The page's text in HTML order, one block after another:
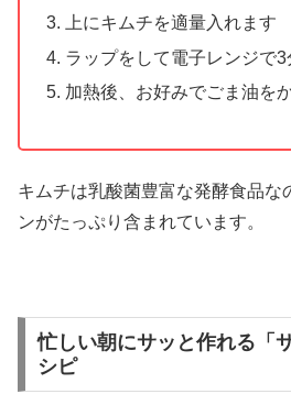
上にキムチを適量入れます
ラップをして電子レンジで3
加熱後、お好みでごま油を
キムチは乳酸菌豊富な発酵食品な
ンがたっぷり含まれています。
忙しい朝にサッと作れる「
シピ